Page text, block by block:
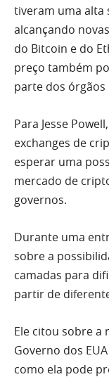
tiveram uma alta
alcançando
do Bitcoin e do
preço também
parte dos
Para Jesse
exchanges de
esperar uma
mercado de
governos.
Durante uma
sobre a
camadas para
partir de
Ele citou sobre a
Governo dos
como ela pode